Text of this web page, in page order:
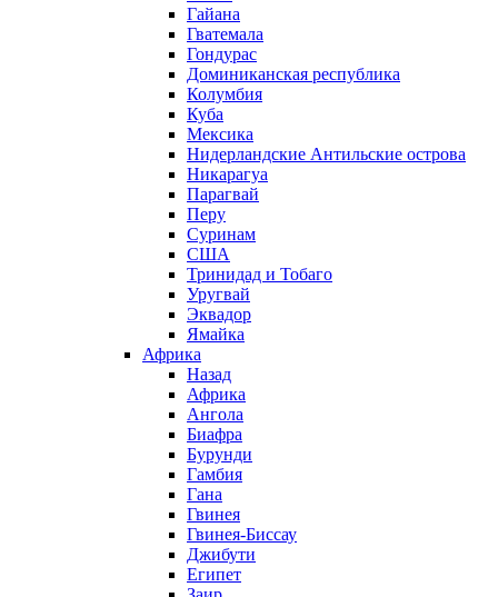
Гайана
Гватемала
Гондурас
Доминиканская республика
Колумбия
Куба
Мексика
Нидерландские Антильские острова
Никарагуа
Парагвай
Перу
Суринам
США
Тринидад и Тобаго
Уругвай
Эквадор
Ямайка
Африка
Назад
Африка
Ангола
Биафра
Бурунди
Гамбия
Гана
Гвинея
Гвинея-Биссау
Джибути
Египет